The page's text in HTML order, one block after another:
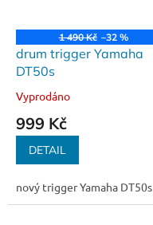
1 490 Kč –32 %
drum trigger Yamaha
DT50s
Vyprodáno
999 Kč
DETAIL
nový trigger Yamaha DT50s